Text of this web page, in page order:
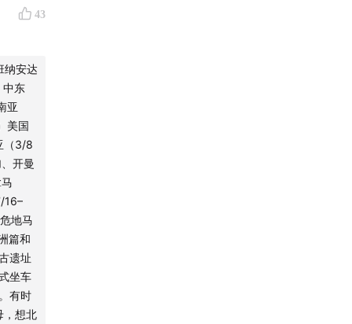
trip
物
或在
～
43
纳安达
中东
亚
美国
（3/8
开曼
16–
地马
篇和
遗址
坐车
有时
，想北